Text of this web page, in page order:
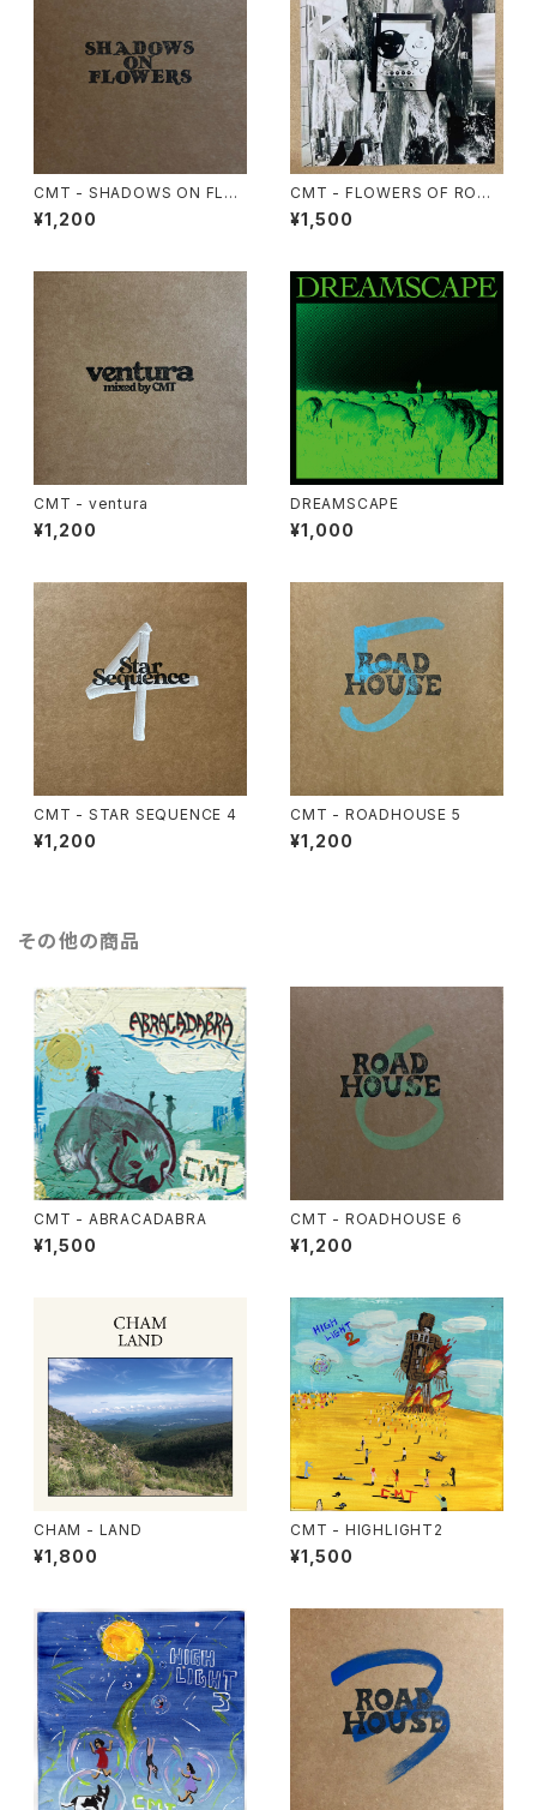
CMT - SHADOWS ON FLO
WERS
¥1,200
CMT - FLOWERS OF ROMA
NCE
¥1,500
CMT - ventura
¥1,200
DREAMSCAPE
¥1,000
CMT - STAR SEQUENCE 4
¥1,200
CMT - ROADHOUSE 5
¥1,200
その他の商品
CMT - ABRACADABRA
¥1,500
CMT - ROADHOUSE 6
¥1,200
CHAM - LAND
¥1,800
CMT - HIGHLIGHT2
¥1,500